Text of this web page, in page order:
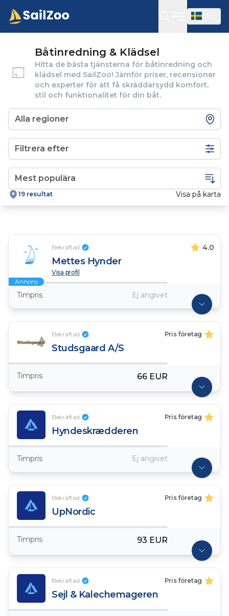
Öppna
Båtinredning & Klädsel
Hitta de bästa tjänsterna för båtinredning och
klädsel med SailZoo! Jämför priser, recensioner
och experter för att få skräddarsydd komfort,
stil och funktionalitet för din båt.
Filtrera efter
19 resultat Visa på karta
Bekräftad 4.0
Mettes Hynder
Visa profil
Annons
Timpris Ej angivet
Bekräftad Pris företag
Studsgaard A/S
Timpris 66 EUR
Bekräftad Pris företag
Hyndeskrædderen
Timpris Ej angivet
Bekräftad Pris företag
UpNordic
Timpris 93 EUR
Bekräftad Pris företag
Sejl & Kalechemageren